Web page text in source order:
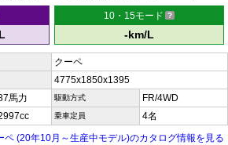
10・15モード
-km/L
クーペ
4775x1850x1395
馬力 駆動方式 FR/4WD
乗車定員
4名
ペ (20年10月～生産中モデル)のカタログ情報を見る